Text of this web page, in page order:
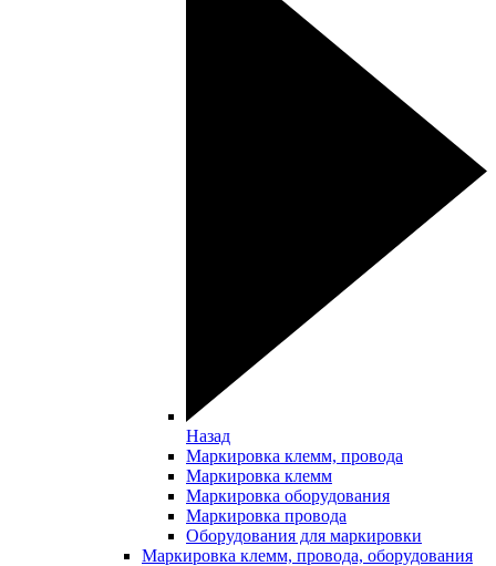
Назад
Маркировка клемм, провода
Маркировка клемм
Маркировка оборудования
Маркировка провода
Оборудования для маркировки
Маркировка клемм, провода, оборудования